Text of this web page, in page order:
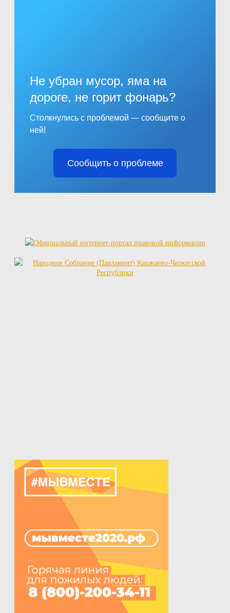
Не убран мусор, яма на
дороге, не горит фонарь?
Столкнулись с проблемой — сообщите о
ней!
Сообщить о проблеме